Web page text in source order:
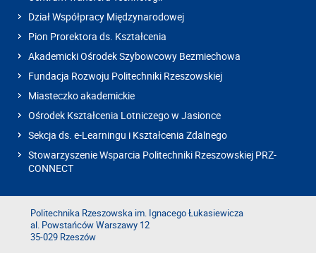
Dział Współpracy Międzynarodowej
Pion Prorektora ds. Kształcenia
Akademicki Ośrodek Szybowcowy Bezmiechowa
Fundacja Rozwoju Politechniki Rzeszowskiej
Miasteczko akademickie
Ośrodek Kształcenia Lotniczego w Jasionce
Sekcja ds. e-Learningu i Kształcenia Zdalnego
Stowarzyszenie Wsparcia Politechniki Rzeszowskiej PRZ-
CONNECT
Politechnika Rzeszowska im. Ignacego Łukasiewicza
al. Powstańców Warszawy 12
35-029 Rzeszów